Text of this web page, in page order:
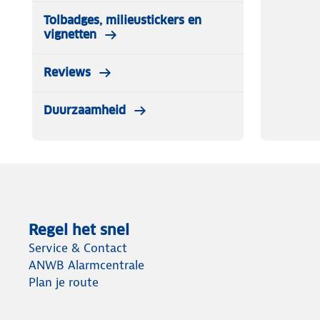
L: PT-01 koffer
Tolbadges, milieustickers en
vignetten
Reviews
Duurzaamheid
Regel het snel
Service & Contact
ANWB Alarmcentrale
Plan je route